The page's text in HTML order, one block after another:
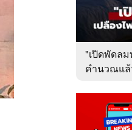
"เปิดพัดลม
คำนวณแล้